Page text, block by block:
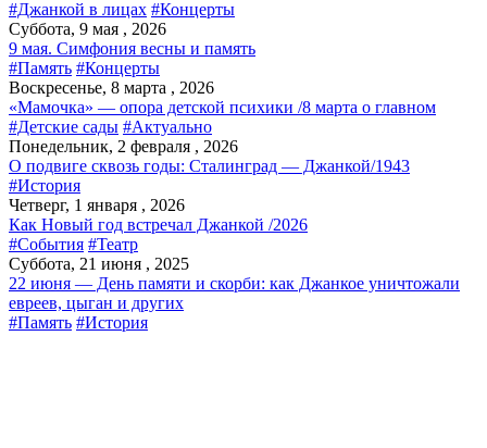
#Джанкой в лицах #Концерты
Суббота, 9 мая , 2026
9 мая. Симфония весны и память
#Память #Концерты
Воскресенье, 8 марта , 2026
«Мамочка» — опора детской психики /8 марта о главном
#Детские сады #Актуально
Понедельник, 2 февраля , 2026
О подвиге сквозь годы: Сталинград — Джанкой/1943
#История
Четверг, 1 января , 2026
Как Новый год встречал Джанкой /2026
#События #Театр
Суббота, 21 июня , 2025
22 июня — День памяти и скорби: как Джанкое уничтожали
евреев, цыган и других
#Память #История